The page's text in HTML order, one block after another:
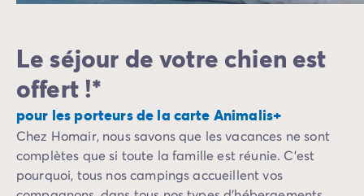
Camping Biarritz
Camping Bidart
Camping Hendaye
Camping Bretagne
Camping Côtes d'Armor
Camping Finistère
Camping Ille-et-Vilaine
Camping Saint-Malo
Le séjour de votre chien est
offert !*
pour les porteurs de la carte Animalis+
Chez Homair, nous savons que les vacances ne sont
complètes que si toute la famille est réunie. C’est
pourquoi, tous nos campings accueillent vos